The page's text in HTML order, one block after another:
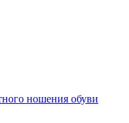
ношения обуви